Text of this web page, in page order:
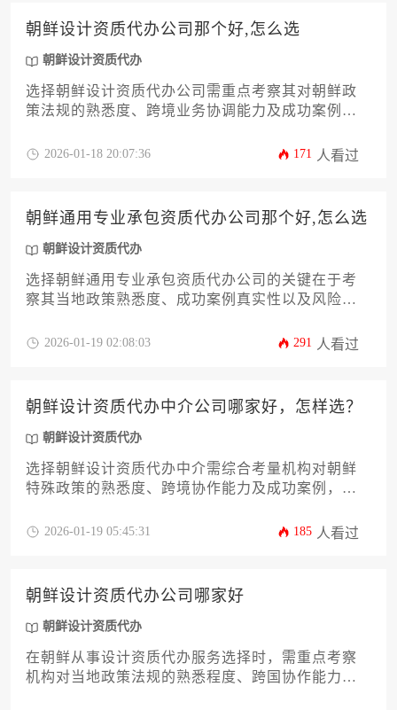
朝鲜设计资质代办公司那个好,怎么选
朝鲜设计资质代办
选择朝鲜设计资质代办公司需重点考察其对朝鲜政
策法规的熟悉度、跨境业务协调能力及成功案例真
合评估。
2026-01-18 20:07:36 171 人看过
朝鲜通用专业承包资质代办公司那个好,怎么选
朝鲜设计资质代办
选择朝鲜通用专业承包资质代办公司的关键在于考
察其当地政策熟悉度、成功案例真实性以及风险防
认等步骤筛选专业可靠的合作伙伴，其中涉及朝鲜
2026-01-19 02:08:03 291 人看过
朝鲜设计资质代办中介公司哪家好，怎样选？
朝鲜设计资质代办
选择朝鲜设计资质代办中介需综合考量机构对朝鲜
特殊政策的熟悉度、跨境协作能力及成功案例，建
风险应对方案等维度进行筛选，确保资质申报符合
2026-01-19 05:45:31 185 人看过
朝鲜设计资质代办公司哪家好
朝鲜设计资质代办
在朝鲜从事设计资质代办服务选择时，需重点考察
机构对当地政策法规的熟悉程度、跨国协作能力及